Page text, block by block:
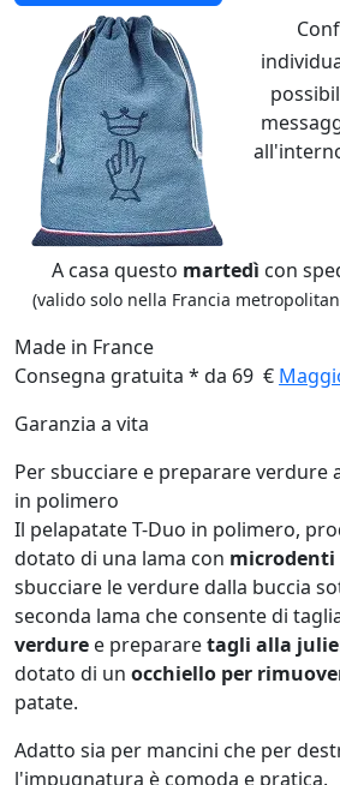
A casa questo martedì con
(valido solo nella Francia
Made in France
Consegna gratuita * da 69 €
Garanzia a vita
Per sbucciare e preparare verdure
in polimero
Il pelapatate T-Duo in polimero,
dotato di una lama con microdenti
sbucciare le verdure dalla buccia
seconda lama che consente di
verdure e prepararetagli alla
dotato di un occhiello per
patate.
Adatto sia per mancini che per
l'impugnatura è comoda e pratica.